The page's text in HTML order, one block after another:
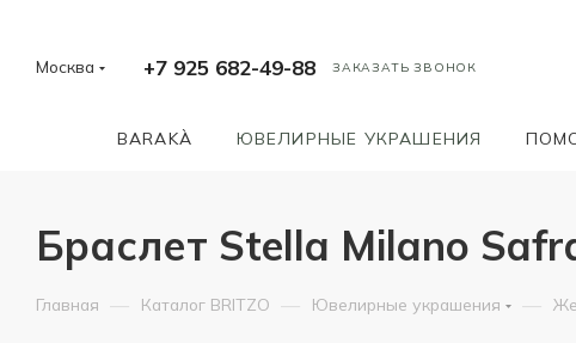
Москва +7 925 682-49-88 ЗАКАЗАТЬ ЗВОНОК
BARAKÀ ЮВЕЛИРНЫЕ УКРАШЕНИЯ
Браслет Stella Milano
Главная — Каталог BRITZO — Ювелирные украшения —